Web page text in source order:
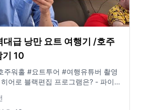
대급 낭만 요트 여행기 /호주
기 10
워홀 #요트투어 #여행유튜버 촬영